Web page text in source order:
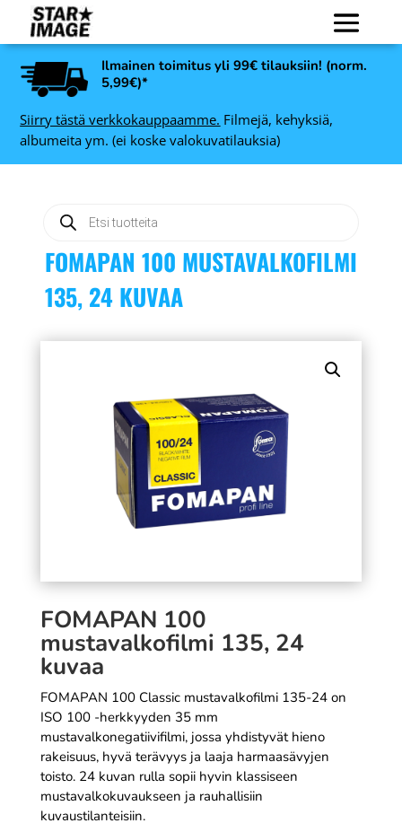
Ilmainen toimitus yli 99€ tilauksiin! (norm.
5,99€)*
Siirry tästä verkkokauppaamme. Filmejä, kehyksiä,
albumeita ym. (ei koske valokuvatilauksia)
search
FOMAPAN 100 MUSTAVALKOFILMI
135, 24 KUVAA
FOMAPAN 100
mustavalkofilmi 135, 24
kuvaa
FOMAPAN 100 Classic mustavalkofilmi 135-24 on
ISO 100 -herkkyyden 35 mm
mustavalkonegatiivifilmi, jossa yhdistyvät hieno
rakeisuus, hyvä terävyys ja laaja harmaasävyjen
toisto. 24 kuvan rulla sopii hyvin klassiseen
mustavalkokuvaukseen ja rauhallisiin
kuvaustilanteisiin.
ruskea - 15 x 20 cm
3,99